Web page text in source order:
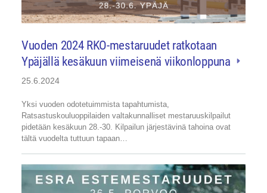
Vuoden 2024 RKO-mestaruudet ratkotaan
Ypäjällä kesäkuun viimeisenä viikonloppuna
25.6.2024
Yksi vuoden odotetuimmista tapahtumista,
Ratsastuskouluoppilaiden valtakunnalliset mestaruuskilpailut
pidetään kesäkuun 28.-30. Kilpailun järjestävinä tahoina ovat
tältä vuodelta tuttuun tapaan…